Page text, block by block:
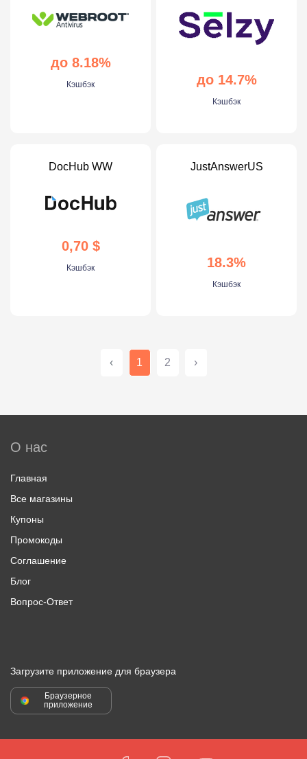
до 8.18%
Кэшбэк до 14.7%
Кэшбэк
DocHub WW
0,70 $
Кэшбэк
JustAnswerUS
18.3%
Кэшбэк
‹ 1 2 ›
О нас
Главная
Все магазины
Купоны
Промокоды
Соглашение
Блог
Вопрос-Ответ
Загрузите приложение для браузера
Браузерное
приложение